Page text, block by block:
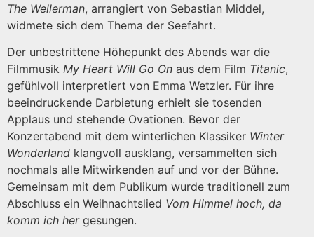
The Wellerman, arrangiert von Sebastian Middel,
widmete sich dem Thema der Seefahrt.
Der unbestrittene Höhepunkt des Abends war die
Filmmusik My Heart Will Go On aus dem Film Titanic,
gefühlvoll interpretiert von Emma Wetzler. Für ihre
beeindruckende Darbietung erhielt sie tosenden
Applaus und stehende Ovationen. Bevor der
Konzertabend mit dem winterlichen Klassiker Winter
Wonderland klangvoll ausklang, versammelten sich
nochmals alle Mitwirkenden auf und vor der Bühne.
Gemeinsam mit dem Publikum wurde traditionell zum
Abschluss ein Weihnachtslied Vom Himmel hoch, da
komm ich hergesungen.